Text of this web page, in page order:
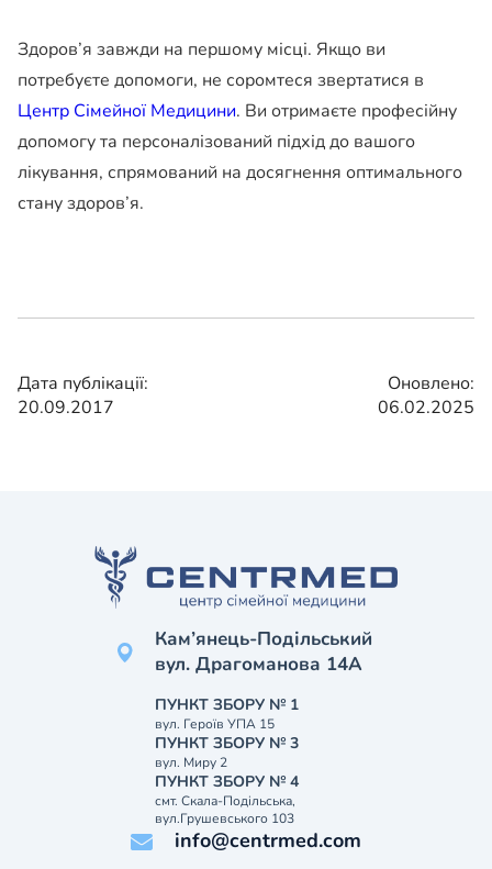
Здоров’я завжди на першому місці. Якщо ви
потребуєте допомоги, не соромтеся звертатися в
Центр Сімейної Медицини. Ви отримаєте професійну
допомогу та персоналізований підхід до вашого
лікування, спрямований на досягнення оптимального
стану здоров’я.
Дата публікації:
20.09.2017
Оновлено:
06.02.2025
Кам’янець-Подільський
вул. Драгоманова 14А
ПУНКТ ЗБОРУ № 1
вул. Героїв УПА 15
ПУНКТ ЗБОРУ № 3
вул. Миру 2
ПУНКТ ЗБОРУ № 4
смт. Скала-Подільська,
вул.Грушевського 103
info@centrmed.com